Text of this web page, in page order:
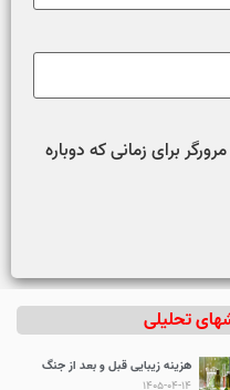
برای زمانی که دوباره
تحلیلی
هزینه زیبایی قبل و بعد از جنگ
1405-04-14